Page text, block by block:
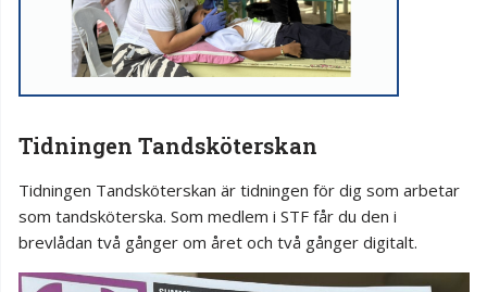
Tidningen Tandsköterskan
Tidningen Tandsköterskan är tidningen för dig som arbetar
som tandsköterska. Som medlem i STF får du den i
brevlådan två gånger om året och två gånger digitalt.